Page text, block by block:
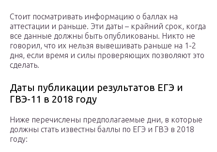
Стоит посматривать информацию о баллах на
аттестации и раньше. Эти даты – крайний срок, когда
все данные должны быть опубликованы. Никто не
говорил, что их нельзя вывешивать раньше на 1-2
дня, если время и силы проверяющих позволяют это
сделать.
Даты публикации результатов ЕГЭ и
ГВЭ-11 в 2018 году
Ниже перечислены предполагаемые дни, в которые
должны стать известны баллы по ЕГЭ и ГВЭ в 2018
году: